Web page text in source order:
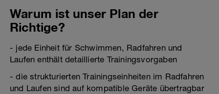
Warum ist unser Plan der
Richtige?
- jede Einheit für Schwimmen, Radfahren und
Laufen enthält detaillierte Trainingsvorgaben
- die strukturierten Trainingseinheiten im Radfahren
und Laufen sind auf kompatible Geräte übertragbar